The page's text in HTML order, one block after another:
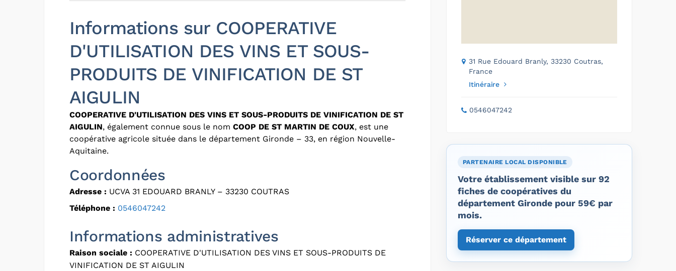
Informations sur COOPERATIVE
D'UTILISATION DES VINS ET SOUS-
PRODUITS DE VINIFICATION DE ST
AIGULIN
COOPERATIVE D'UTILISATION DES VINS ET SOUS-PRODUITS DE VINIFICATION DE ST
AIGULIN, également connue sous le nom COOP DE ST MARTIN DE COUX, est une
coopérative agricole située dans le département Gironde – 33, en région Nouvelle-
Aquitaine.
Coordonnées
Adresse : UCVA 31 EDOUARD BRANLY – 33230 COUTRAS
Téléphone : 0546047242
Informations administratives
Raison sociale : COOPERATIVE D'UTILISATION DES VINS ET SOUS-PRODUITS DE
VINIFICATION DE ST AIGULIN
31 Rue Edouard Branly, 33230 Coutras,
France
Itinéraire
0546047242
PARTENAIRE LOCAL DISPONIBLE
Votre établissement visible sur 92
fiches de coopératives du
département Gironde pour 59€ par
mois.
Réserver ce département